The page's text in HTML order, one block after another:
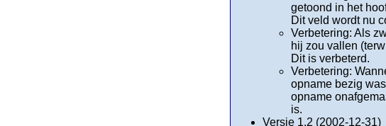
getoond in het
Dit veld wordt nu
Verbetering: Als
hij zou vallen
Dit is verbeterd.
Verbetering:
opname bezig
opname
is.
Versie 1.2 (2002-12-31)